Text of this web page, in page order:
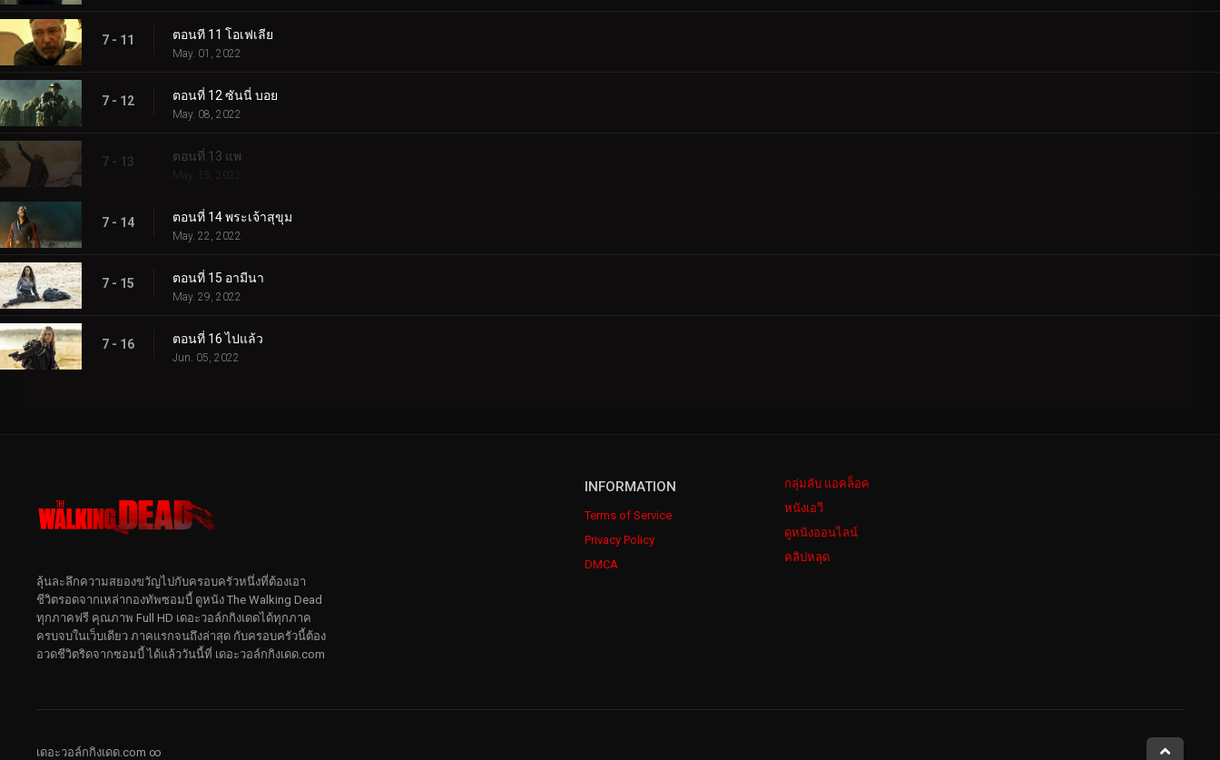
7 - 11 ตอนที 11 โอเฟเลีย
May. 01, 2022
7 - 12 ตอนที่ 12 ซันนี่ บอย
May. 08, 2022
7 - 13 ตอนที่ 13 แพ
May. 15, 2022
7 - 14 ตอนที่ 14 พระเจ้าสุขุม
May. 22, 2022
7 - 15 ตอนที่ 15 อามีนา
May. 29, 2022
7 - 16 ตอนที่ 16 ไปแล้ว
Jun. 05, 2022
INFORMATION
Terms of Service
Privacy Policy
DMCA
กลุ่มลับ แอคล็อค
หนังเอวี
ดูหนังออนไลน์
คลิปหลุด
ลุ้นละลึกความสยองขวัญไปกับครอบครัวหนึ่งที่ต้องเอา
ชีวิตรอดจากเหล่ากองทัพซอมบี้ ดูหนัง The Walking Dead
ทุกภาคฟรี คุณภาพ Full HD เดอะวอล์กกิงเดดได้ทุกภาค
ครบจบในเว็บเดียว ภาคแรกจนถึงล่าสุด กับครอบครัวนี้ต้อง
อวดชีวิตริดจากซอมบี้ ได้แล้ววันนี้ที่ เดอะวอล์กกิงเดด.com
เดอะวอล์กกิงเดด.com ∞